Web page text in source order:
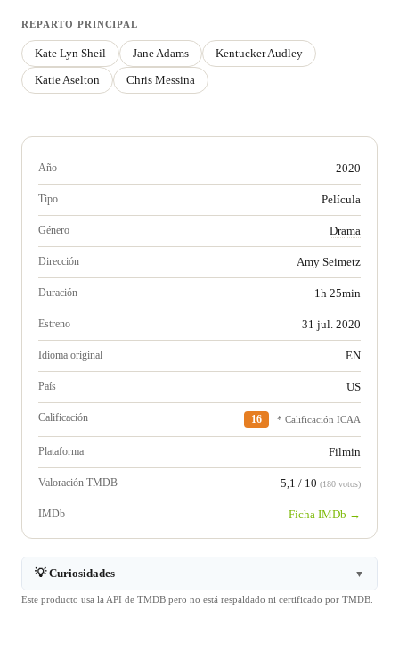
REPARTO PRINCIPAL
Kate Lyn Sheil Jane Adams
Kentucker Audley
Katie Aselton
Chris Messina
Año 2020
Tipo Película
Género Drama
Dirección Amy Seimetz
Duración 1h 25min
Estreno 31 jul. 2020
Idioma original EN
País US
Calificación 16 * Calificación ICAA
Plataforma Filmin
Valoración TMDB 5,1 / 10 (180 votos)
IMDb Ficha IMDb →
💡 Curiosidades ▼
Este producto usa la API de TMDB pero no está respaldado ni certificado por TMDB.